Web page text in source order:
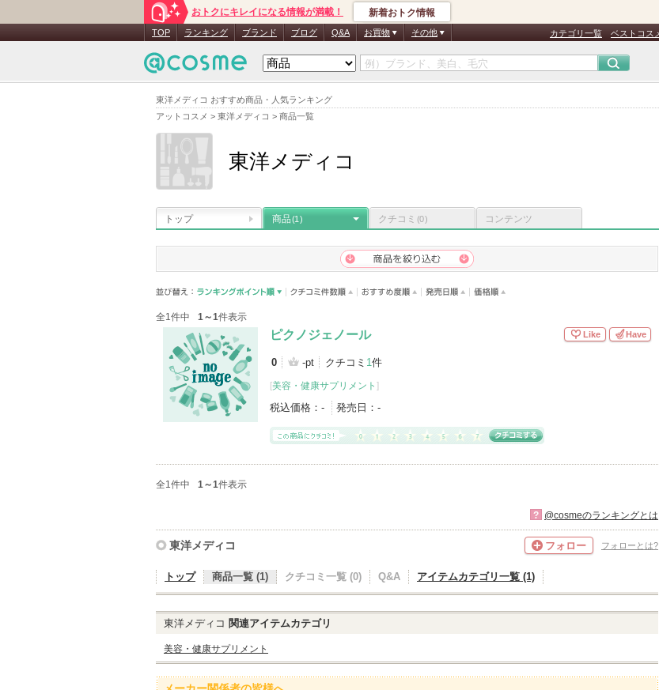
東洋メディコ おすすめ商品・人気ランキング
アットコスメ > 東洋メディコ > 商品一覧
おトクにキレイになる情報が満載！ 新着おトク情報
TOP ランキング ブランド ブログ Q&A お買物 その他 カテゴリ一覧 ベストコス
東洋メディコ
トップ 商品(1) クチコミ (0) コンテンツ
全1件中 1～1件表示
ピクノジェノール
0 -pt クチコミ 1件
[美容・健康サプリメント ]
税込価格： - 発売日： -
Like Have
全1件中 1～1件表示
? @cosmeのランキングとは
東洋メディコ フォロー フォローとは?
トップ 商品一覧 (1) クチコミ一覧 (0) Q&A アイテムカテゴリ一覧 (1)
東洋メディコ 関連アイテムカテゴリ
美容・健康サプリメント